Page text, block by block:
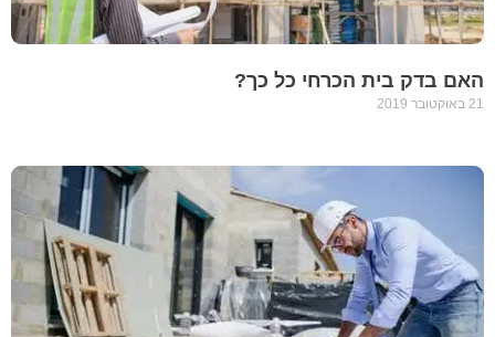
האם בדק בית הכרחי כל כך?
21 באוקטובר 2019